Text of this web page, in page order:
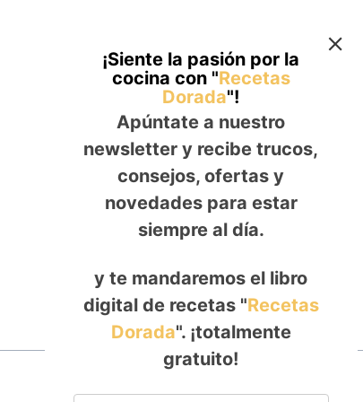
Inicio ALMUERZO
¡Siente la pasión por la
cocina con "Recetas
Dorada"!
Apúntate a nuestro
newsletter y recibe trucos,
consejos, ofertas y
novedades para estar
siempre al día.
y te mandaremos el libro
digital de recetas "Recetas
Dorada". ¡totalmente
gratuito!